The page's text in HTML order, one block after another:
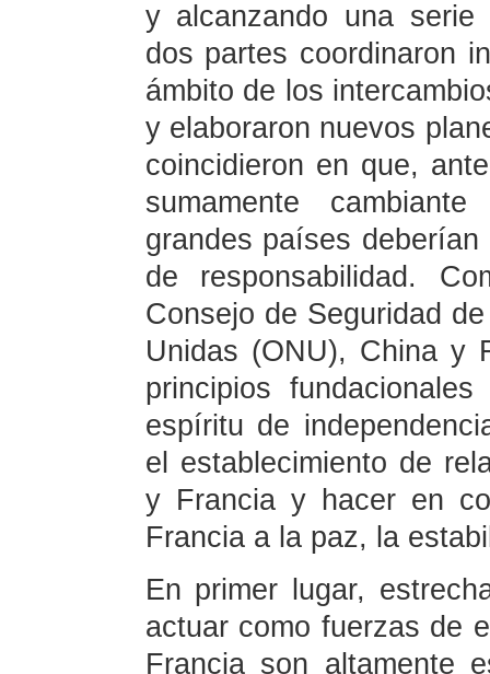
y alcanzando una serie
dos partes coordinaron
ámbito de los
y elaboraron nuevos
coincidieron en que,
sumamente
grandes países
de responsabilidad.
Consejo de Seguridad
Unidas (ONU), China y
principios
espíritu de
el establecimiento de
y Francia y hacer en
Francia a la paz, la
En primer lugar,
actuar como fuerzas de
Francia son altamente